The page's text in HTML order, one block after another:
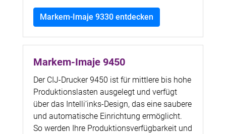
Markem-Imaje 9330 entdecken
Markem-Imaje 9450
Der CIJ-Drucker 9450 ist für mittlere bis hohe
Produktionslasten ausgelegt und verfügt
über das Intelli’inks-Design, das eine saubere
und automatische Einrichtung ermöglicht.
So werden Ihre Produktionsverfügbarkeit und